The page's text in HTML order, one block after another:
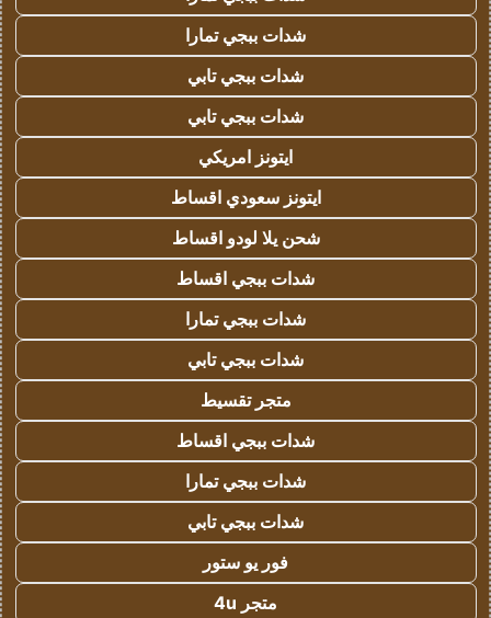
شدات ببجي تمارا
شدات ببجي تابي
شدات ببجي تابي
ايتونز امريكي
ايتونز سعودي اقساط
شحن يلا لودو اقساط
شدات ببجي اقساط
شدات ببجي تمارا
شدات ببجي تابي
متجر تقسيط
شدات ببجي اقساط
شدات ببجي تمارا
شدات ببجي تابي
فور يو ستور
متجر 4u